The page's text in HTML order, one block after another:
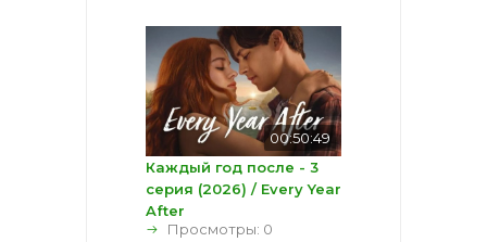
00:50:49
Каждый год после - 3
серия (2026) / Every Year
After
Просмотры: 0